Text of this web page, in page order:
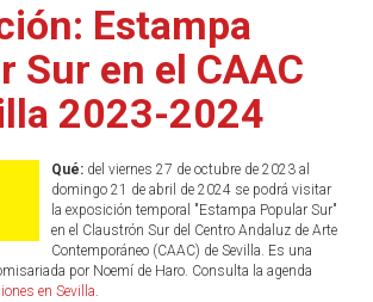
Estampa
Sur en el CAAC
2023-2024
Qué:del viernes 27 de octubre de 2023 al
domingo 21 de abril de 2024 se podrá visitar
la exposición temporal "Estampa Popular Sur"
en el Claustrón Sur del Centro Andaluz de Arte
Contemporáneo (CAAC) de Sevilla. Es una
por Noemí de Haro. Consulta la agenda
en Sevilla.